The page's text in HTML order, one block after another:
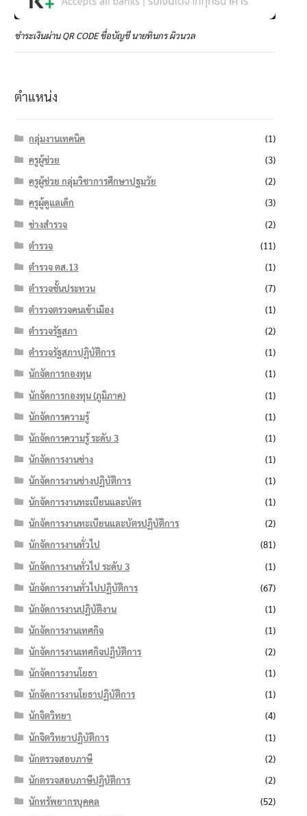
ชำระเงินผ่าน QR CODE ชื่อบัญชี นายทินกร ผิวนวล
ตำแหน่ง
กลุ่มงานเทคนิค
(1)
ครูผู้ช่วย
(3)
ครูผู้ช่วย กลุ่มวิชาการศึกษาปฐมวัย
(2)
ครูผู้ดูแลเด็ก
(3)
ช่างสำรวจ
(2)
ตำรวจ
(11)
ตำรวจ ตส.13
(1)
ตำรวจชั้นประทวน
(7)
ตำรวจตรวจคนเข้าเมือง
(1)
ตำรวจรัฐสภา
(2)
ตำรวจรัฐสภาปฏิบัติการ
(1)
นักจัดการกองทุน
(1)
นักจัดการกองทุน (ภูมิภาค)
(1)
นักจัดการความรู้
(1)
นักจัดการความรู้ ระดับ 3
(1)
นักจัดการงานช่าง
(1)
นักจัดการงานช่างปฏิบัติการ
(1)
นักจัดการงานทะเบียนและบัตร
(1)
นักจัดการงานทะเบียนและบัตรปฏิบัติการ
(2)
นักจัดการงานทั่วไป
(81)
นักจัดการงานทั่วไป ระดับ 3
(1)
นักจัดการงานทั่วไปปฏิบัติการ
(67)
นักจัดการงานปฏิบัติงาน
(1)
นักจัดการงานเทศกิจ
(1)
นักจัดการงานเทศกิจปฏิบัติการ
(2)
นักจัดการงานโยธา
(1)
นักจัดการงานโยธาปฏิบัติการ
(1)
นักจิตวิทยา
(4)
นักจิตวิทยาปฏิบัติการ
(1)
นักตรวจสอบภาษี
(2)
นักตรวจสอบภาษีปฏิบัติการ
(2)
นักทรัพยากรบุคคล
(52)